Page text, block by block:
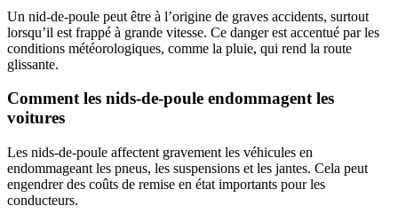
Un nid-de-poule peut être à l’origine de graves accidents, surtout
lorsqu’il est frappé à grande vitesse. Ce danger est accentué par les
conditions météorologiques, comme la pluie, qui rend la route
glissante.
Comment les nids-de-poule endommagent les
voitures
Les nids-de-poule affectent gravement les véhicules en
endommageant les pneus, les suspensions et les jantes. Cela peut
engendrer des coûts de remise en état importants pour les
conducteurs.